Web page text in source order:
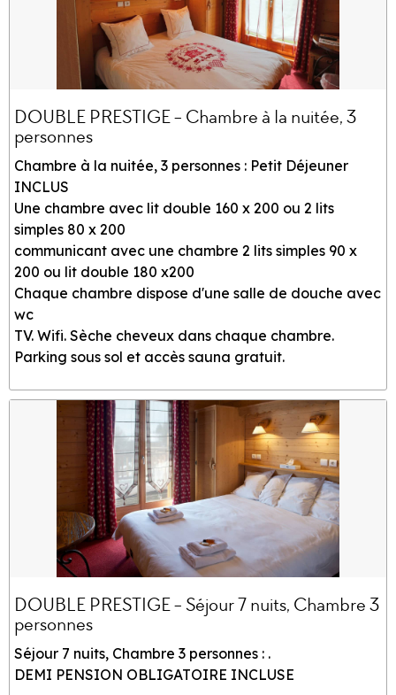
DOUBLE PRESTIGE - Chambre à la nuitée, 3
personnes
Chambre à la nuitée, 3 personnes : Petit Déjeuner
INCLUS
Une chambre avec lit double 160 x 200 ou 2 lits
simples 80 x 200
communicant avec une chambre 2 lits simples 90 x
200 ou lit double 180 x200
Chaque chambre dispose d'une salle de douche avec
wc
TV. Wifi. Sèche cheveux dans chaque chambre.
Parking sous sol et accès sauna gratuit.
DOUBLE PRESTIGE - Séjour 7 nuits, Chambre 3
personnes
Séjour 7 nuits, Chambre 3 personnes : .
DEMI PENSION OBLIGATOIRE INCLUSE